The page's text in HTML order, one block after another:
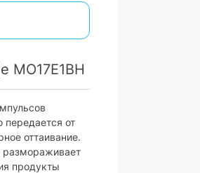
MO17E1BH
от
оттаивание.
размораживает
продукты